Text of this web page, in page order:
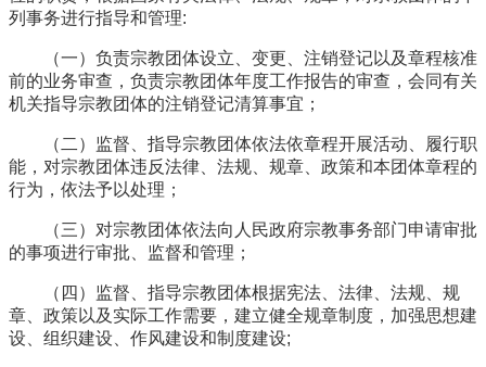
列事务进行指导和管理:
（一）负责宗教团体设立、变更、注销登记以及章程核准
前的业务审查，负责宗教团体年度工作报告的审查，会同有关
机关指导宗教团体的注销登记清算事宜；
（二）监督、指导宗教团体依法依章程开展活动、履行职
能，对宗教团体违反法律、法规、规章、政策和本团体章程的
行为，依法予以处理；
（三）对宗教团体依法向人民政府宗教事务部门申请审批
的事项进行审批、监督和管理；
（四）监督、指导宗教团体根据宪法、法律、法规、规
章、政策以及实际工作需要，建立健全规章制度，加强思想建
设、组织建设、作风建设和制度建设;